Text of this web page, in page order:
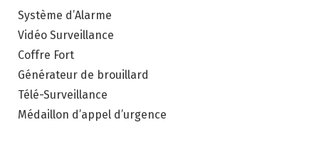
Système d’Alarme
Vidéo Surveillance
Coffre Fort
Générateur de brouillard
Télé-Surveillance
Médaillon d’appel d’urgence